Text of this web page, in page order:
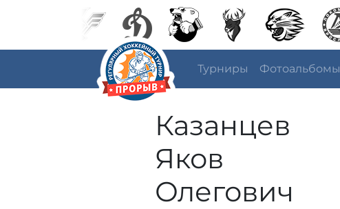
Турниры Фотоальбомы
Казанцев
Яков
Олегович